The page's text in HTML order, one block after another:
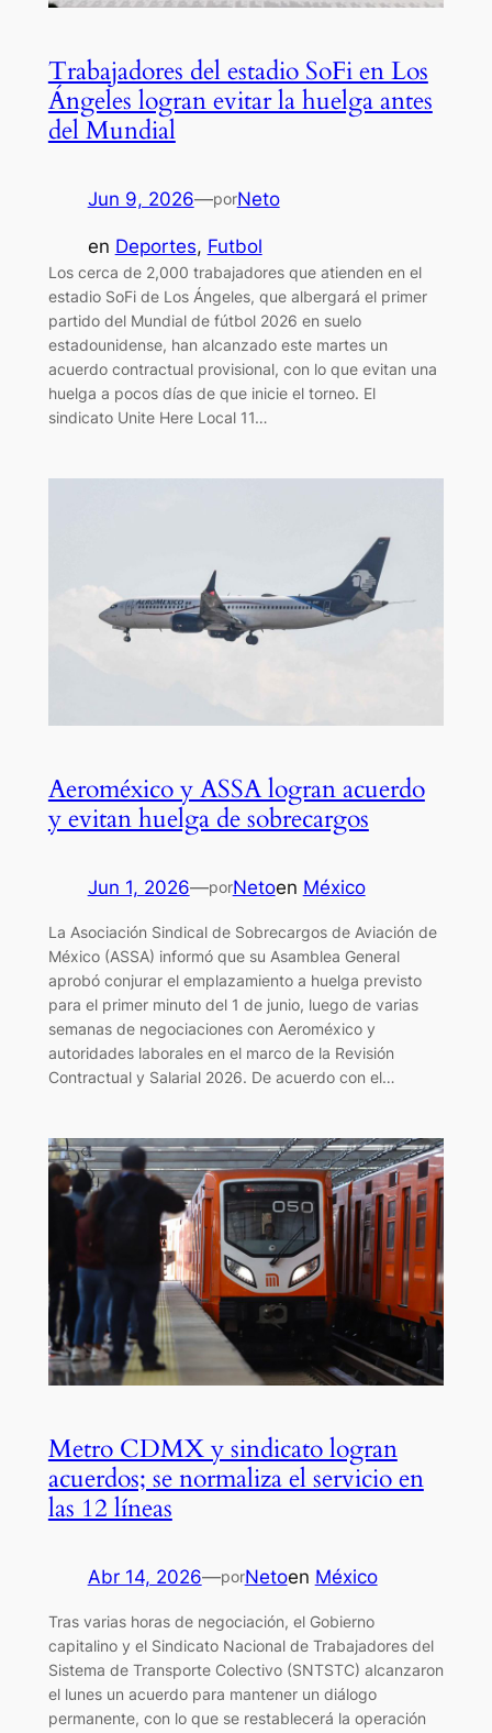
Trabajadores del estadio SoFi en Los
Ángeles logran evitar la huelga antes
del Mundial
Jun 9, 2026—porNeto
en Deportes, Futbol
Los cerca de 2,000 trabajadores que atienden en el
estadio SoFi de Los Ángeles, que albergará el primer
partido del Mundial de fútbol 2026 en suelo
estadounidense, han alcanzado este martes un
acuerdo contractual provisional, con lo que evitan una
huelga a pocos días de que inicie el torneo. El
sindicato Unite Here Local 11…
Aeroméxico y ASSA logran acuerdo
y evitan huelga de sobrecargos
Jun 1, 2026—porNetoen México
La Asociación Sindical de Sobrecargos de Aviación de
México (ASSA) informó que su Asamblea General
aprobó conjurar el emplazamiento a huelga previsto
para el primer minuto del 1 de junio, luego de varias
semanas de negociaciones con Aeroméxico y
autoridades laborales en el marco de la Revisión
Contractual y Salarial 2026. De acuerdo con el…
Metro CDMX y sindicato logran
acuerdos; se normaliza el servicio en
las 12 líneas
Abr 14, 2026—porNetoen México
Tras varias horas de negociación, el Gobierno
capitalino y el Sindicato Nacional de Trabajadores del
Sistema de Transporte Colectivo (SNTSTC) alcanzaron
el lunes un acuerdo para mantener un diálogo
permanente, con lo que se restablecerá la operación